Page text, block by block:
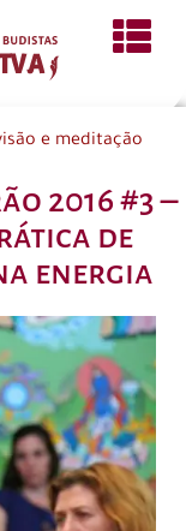
e meditação
2016 #3 –
de
energia